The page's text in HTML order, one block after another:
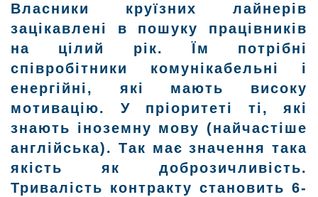
Власники круїзних лайнерів
зацікавлені в пошуку працівників
на цілий рік. Їм потрібні
співробітники комунікабельні і
енергійні, які мають високу
мотивацію. У пріоритеті ті, які
знають іноземну мову (найчастіше
англійська). Так має значення така
якість як доброзичливість.
Тривалість контракту становить 6-